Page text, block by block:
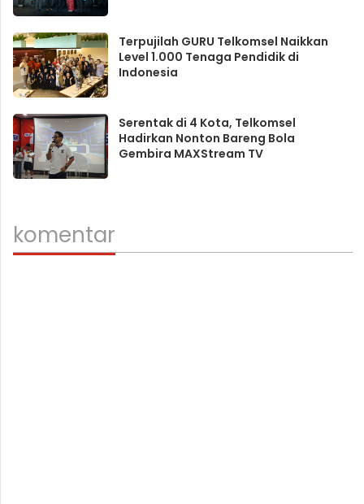
Terpujilah GURU Telkomsel Naikkan
Level 1.000 Tenaga Pendidik di
Indonesia
Serentak di 4 Kota, Telkomsel
Hadirkan Nonton Bareng Bola
Gembira MAXStream TV
komentar